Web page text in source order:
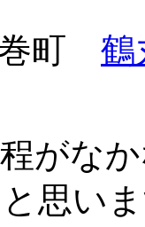
巻町 鶴
がな
思い